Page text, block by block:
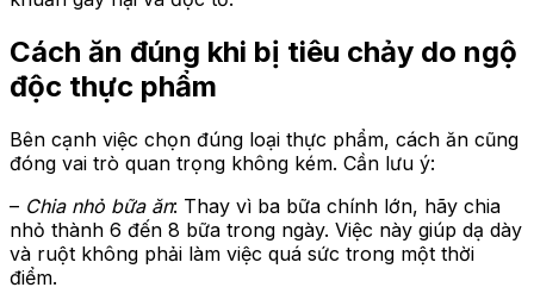
Cách ăn đúng khi bị tiêu chảy do ngộ
độc thực phẩm
Bên cạnh việc chọn đúng loại thực phẩm, cách ăn cũng
đóng vai trò quan trọng không kém. Cần lưu ý:
– Chia nhỏ bữa ăn: Thay vì ba bữa chính lớn, hãy chia
nhỏ thành 6 đến 8 bữa trong ngày. Việc này giúp dạ dày
và ruột không phải làm việc quá sức trong một thời
điểm.